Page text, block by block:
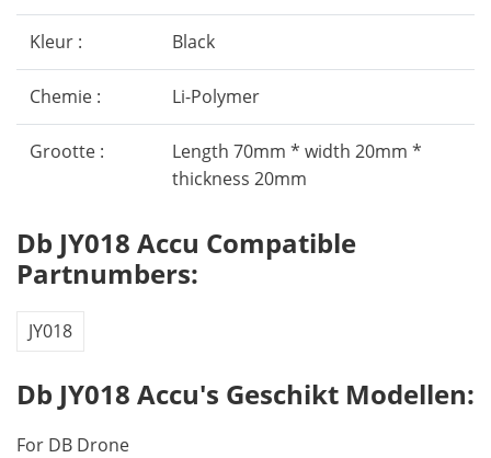
Kleur : Black
Chemie : Li-Polymer
Grootte :
Length 70mm * width 20mm *
thickness 20mm
Db JY018 Accu Compatible
Partnumbers:
JY018
Db JY018 Accu's Geschikt Modellen:
For DB Drone